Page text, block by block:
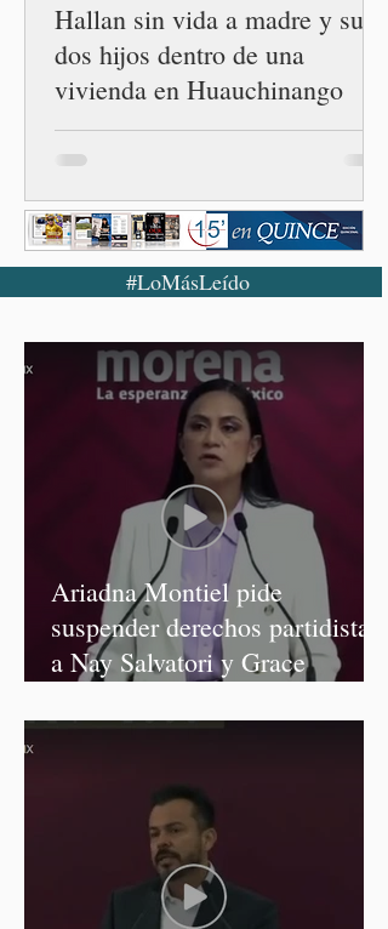
Hallan sin vida a madre y sus
dos hijos dentro de una
vivienda en Huauchinango
#LoMásLeído
Ariadna Montiel pide
suspender derechos partidistas
a Nay Salvatori y Grace